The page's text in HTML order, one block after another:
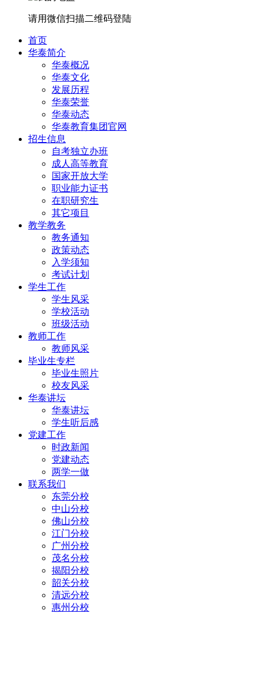
请用微信扫描二维码登陆
首页
华泰简介
华泰概况
华泰文化
发展历程
华泰荣誉
华泰动态
华泰教育集团官网
招生信息
自考独立办班
成人高等教育
国家开放大学
职业能力证书
在职研究生
其它项目
教学教务
教务通知
政策动态
入学须知
考试计划
学生工作
学生风采
学校活动
班级活动
教师工作
教师风采
毕业生专栏
毕业生照片
校友风采
华泰讲坛
华泰讲坛
学生听后感
党建工作
时政新闻
党建动态
两学一做
联系我们
东莞分校
中山分校
佛山分校
江门分校
广州分校
茂名分校
揭阳分校
韶关分校
清远分校
惠州分校